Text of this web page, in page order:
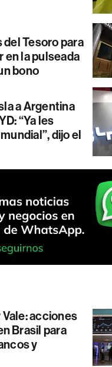
Tesoro para
en la pulseada
bono
a Argentina
“Ya les
dijo el
acciones
Brasil para
y